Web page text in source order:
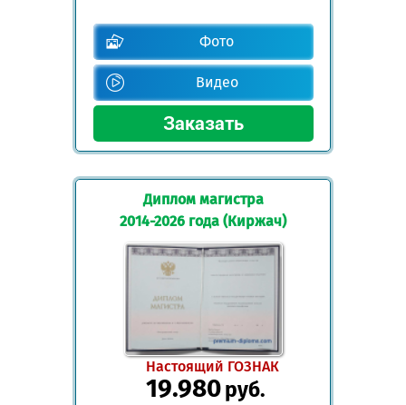
Фото
Видео
Диплом магистра
2014-2026 года (Киржач)
Настоящий ГОЗНАК
19.980руб.